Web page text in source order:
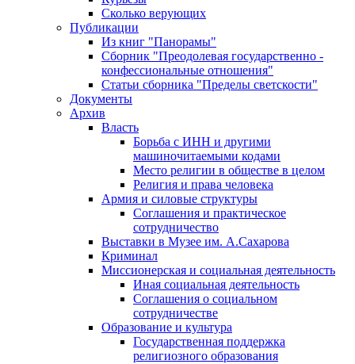
Сколько верующих
Публикации
Из книг "Панорамы"
Сборник "Преодолевая государственно -
конфессиональные отношения"
Статьи сборника "Пределы светскости"
Документы
Архив
Власть
Борьба с ИНН и другими
машиночитаемыми кодами
Место религии в обществе в целом
Религия и права человека
Армия и силовые структуры
Соглашения и практическое
сотрудничество
Выставки в Музее им. А.Сахарова
Криминал
Миссионерская и социальная деятельность
Иная социальная деятельность
Соглашения о социальном
сотрудничестве
Образование и культура
Государственная поддержка
религиозного образования